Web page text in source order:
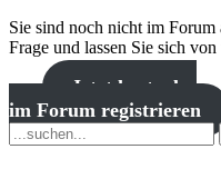
Sie sind noch nicht im Forum
Frage und lassen Sie sich
Jetzt kostenlos
im Forum registrieren